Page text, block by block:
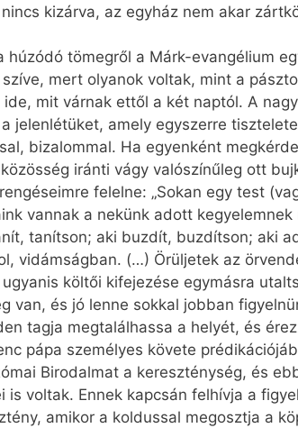
kizárva, az egyház nem akar
tömegről a Márk-evangélium
mert olyanok voltak, mint a
mit várnak ettől a két naptól. A
jelenlétüket, amely egyszerre
bizalommal. Ha egyenként
iránti vágy valószínűleg ott
felelne: „Sokan egy test
vannak a nekünk adott
tanítson; aki buzdít, buzdítson; aki
vidámságban. (…) Örüljetek az
költői kifejezése egymásra
van, és jó lenne sokkal jobban
tagja megtalálhassa a helyét, és
pápa személyes követe
Birodalmat a kereszténység, és
is voltak. Ennek kapcsán felhívja a
amikor a koldussal megosztja a